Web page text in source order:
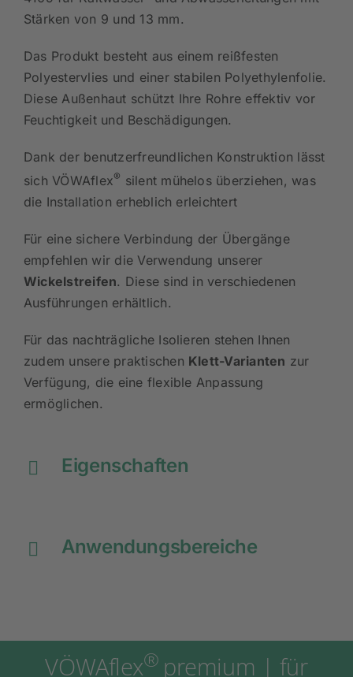
4109 für Kaltwasser- und Abwasserleitungen mit
Das Produkt besteht aus einem reißfesten
Polyestervlies und einer stabilen Polyethylenfolie.
Diese Außenhaut schützt Ihre Rohre effektiv vor
Dank der benutzerfreundlichen Konstruktion lässt
sich VÖWAflex
silent mühelos überziehen, was
Für eine sichere Verbindung der Übergänge
empfehlen wir die Verwendung unserer
Wickelstreifen. Diese sind in verschiedenen
Für das nachträgliche Isolieren stehen Ihnen
zudem unsere praktischenKlett-Varianten
Verfügung, die eine flexible Anpassung
Eigenschaften
Anwendungsbereiche